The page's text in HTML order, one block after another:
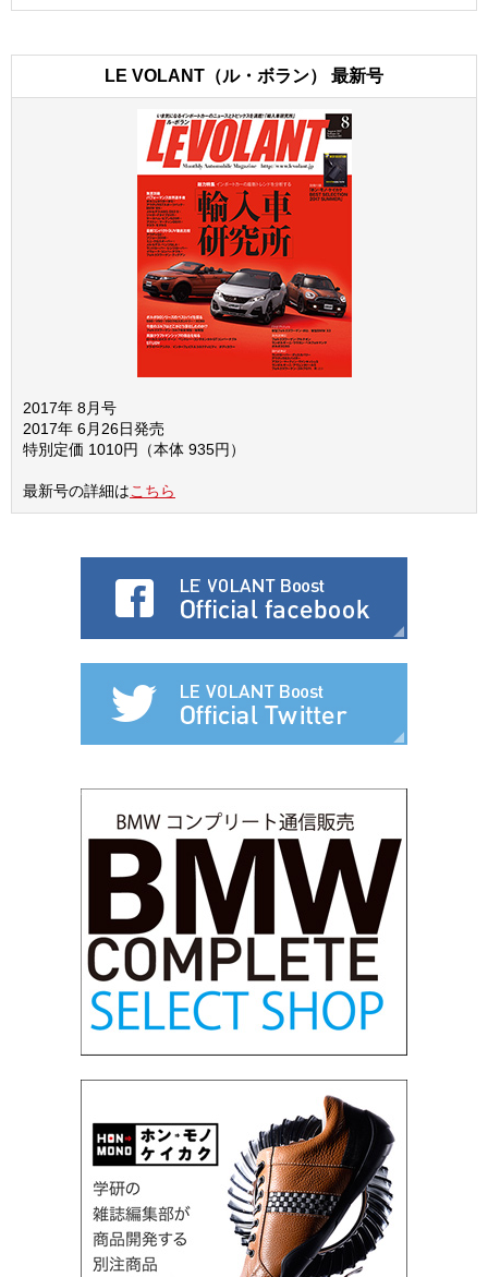
LE VOLANT（ル・ボラン） 最新号
2017年 8月号
2017年 6月26日発売
特別定価 1010円（本体 935円）
最新号の詳細はこちら